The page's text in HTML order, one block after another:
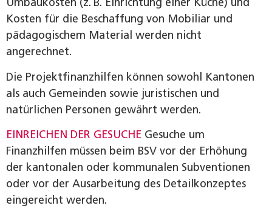
Kosten für die Beschaffung von Mobiliar und
pädagogischem Material werden nicht
angerechnet.
Die Projektfinanzhilfen können sowohl Kantonen
als auch Gemeinden sowie juristischen und
natürlichen Personen gewährt werden.
EINREICHEN DER GESUCHE Gesuche um
Finanzhilfen müssen beim BSV vor der Erhöhung
der kantonalen oder kommunalen Subventionen
oder vor der Ausarbeitung des Detailkonzeptes
eingereicht werden.